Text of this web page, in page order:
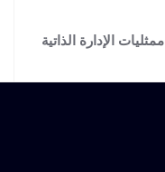
ممثليات الإدارة الذاتية